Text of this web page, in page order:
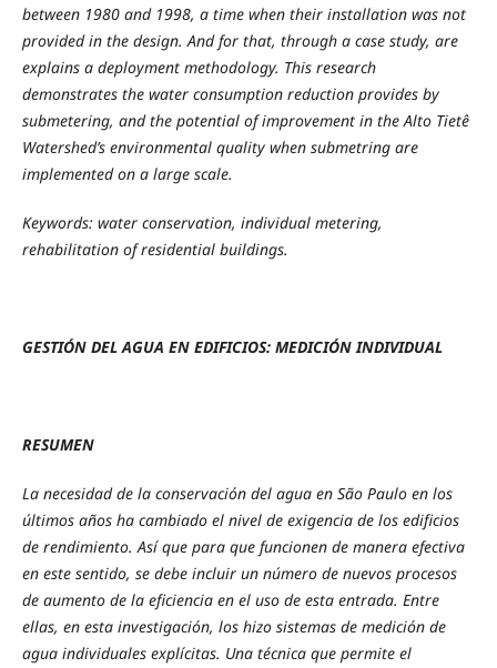
between 1980 and 1998, a time when their installation was not
provided in the design. And for that, through a case study, are
explains a deployment methodology. This research
demonstrates the water consumption reduction provides by
submetering, and the potential of improvement in the Alto Tietê
Watershed’s environmental quality when submetring are
implemented on a large scale.
Keywords: water conservation, individual metering,
rehabilitation of residential buildings.
GESTIÓN DEL AGUA EN EDIFICIOS: MEDICIÓN INDIVIDUAL
RESUMEN
La necesidad de la conservación del agua en São Paulo en los
últimos años ha cambiado el nivel de exigencia de los edificios
de rendimiento. Así que para que funcionen de manera efectiva
en este sentido, se debe incluir un número de nuevos procesos
de aumento de la eficiencia en el uso de esta entrada. Entre
ellas, en esta investigación, los hizo sistemas de medición de
agua individuales explícitas. Una técnica que permite el